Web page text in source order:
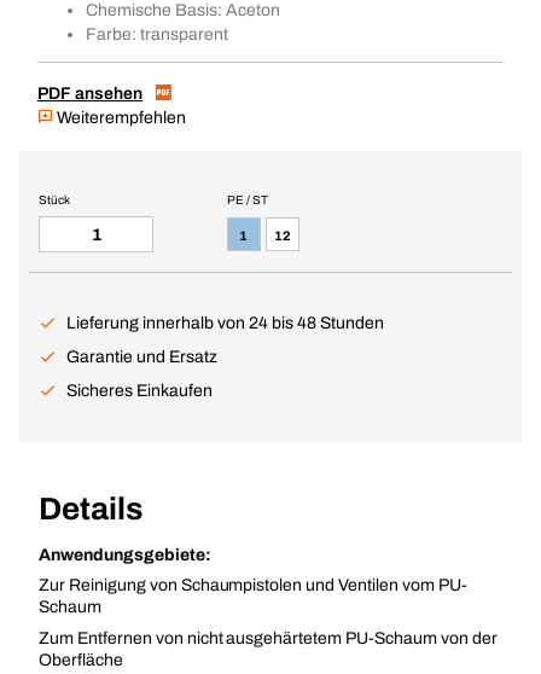
Chemische Basis: Aceton
Farbe: transparent
PDF ansehen
Weiterempfehlen
PE / ST
1 12
Stück
Lieferung innerhalb von 24 bis 48 Stunden
Garantie und Ersatz
Sicheres Einkaufen
Details
Anwendungsgebiete:
Zur Reinigung von Schaumpistolen und Ventilen vom PU-
Schaum
Zum Entfernen von nicht ausgehärtetem PU-Schaum von der
Oberfläche